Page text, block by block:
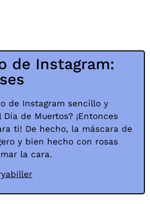
de Instagram:
de Instagram sencillo y
de Muertos? ¡Entonces
ti! De hecho, la máscara de
y bien hecho con rosas
la cara.